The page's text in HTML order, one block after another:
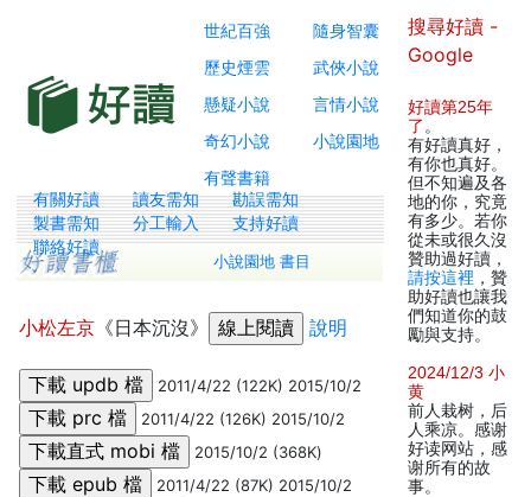
世紀百強
隨身智囊
歷史煙雲
武俠小說
懸疑小說
言情小說
奇幻小說
小說園地
有聲書籍
有關好讀 讀友需知
勘誤需知
製書需知
分工輸入
支持好讀
聯絡好讀
小說園地 書目
小松左京 《日本沉沒》 說明
2011/4/22 (122K) 2015/10/2
2011/4/22 (126K) 2015/10/2
2015/10/2 (368K)
2011/4/22 (87K) 2015/10/2
搜尋好讀 -
Google
好讀第25年
了 。
有好讀真好，
有你也真好。
但不知遍及各
地的你，究竟
有多少。若你
從未或很久沒
贊助過好讀，
請按這裡 ，贊
助好讀也讓我
們知道你的鼓
勵與支持。
2024/12/3 小
黄
前人栽树，后
人乘凉。感谢
好读网站，感
谢所有的故
事。